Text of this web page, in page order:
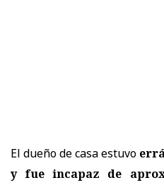
El dueño de casa estuvo
y fue incapaz de